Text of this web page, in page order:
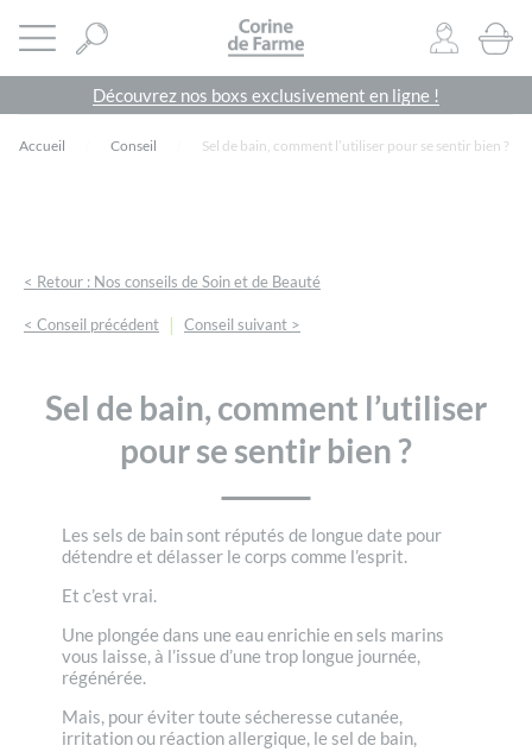
Ouvrir le menu CORINE DE FARME SITE OFFICIEL
0
Découvrez nos boxs exclusivement en ligne !
Accueil Conseil Sel de bain, comment l’utiliser pour se sentir bien ?
< Retour : Nos conseils de Soin et de Beauté
< Conseil précédent | Conseil suivant >
Sel de bain, comment l’utiliser
pour se sentir bien ?
Les sels de bain sont réputés de longue date pour
détendre et délasser le corps comme l’esprit.
Et c’est vrai.
Une plongée dans une eau enrichie en sels marins
vous laisse, à l’issue d’une trop longue journée,
régénérée.
Mais, pour éviter toute sécheresse cutanée,
irritation ou réaction allergique, le sel de bain,